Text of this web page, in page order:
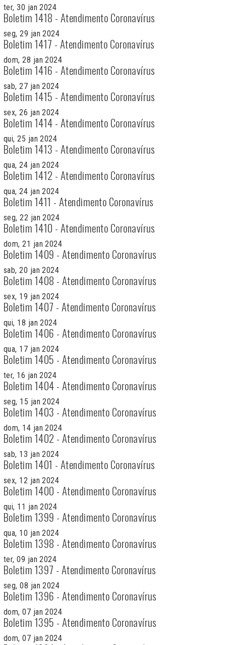
ter, 30 jan 2024
Boletim 1418 - Atendimento Coronavírus
seg, 29 jan 2024
Boletim 1417 - Atendimento Coronavírus
dom, 28 jan 2024
Boletim 1416 - Atendimento Coronavírus
sab, 27 jan 2024
Boletim 1415 - Atendimento Coronavírus
sex, 26 jan 2024
Boletim 1414 - Atendimento Coronavírus
qui, 25 jan 2024
Boletim 1413 - Atendimento Coronavírus
qua, 24 jan 2024
Boletim 1412 - Atendimento Coronavírus
qua, 24 jan 2024
Boletim 1411 - Atendimento Coronavírus
seg, 22 jan 2024
Boletim 1410 - Atendimento Coronavírus
dom, 21 jan 2024
Boletim 1409 - Atendimento Coronavírus
sab, 20 jan 2024
Boletim 1408 - Atendimento Coronavírus
sex, 19 jan 2024
Boletim 1407 - Atendimento Coronavírus
qui, 18 jan 2024
Boletim 1406 - Atendimento Coronavírus
qua, 17 jan 2024
Boletim 1405 - Atendimento Coronavírus
ter, 16 jan 2024
Boletim 1404 - Atendimento Coronavírus
seg, 15 jan 2024
Boletim 1403 - Atendimento Coronavírus
dom, 14 jan 2024
Boletim 1402 - Atendimento Coronavírus
sab, 13 jan 2024
Boletim 1401 - Atendimento Coronavírus
sex, 12 jan 2024
Boletim 1400 - Atendimento Coronavírus
qui, 11 jan 2024
Boletim 1399 - Atendimento Coronavírus
qua, 10 jan 2024
Boletim 1398 - Atendimento Coronavírus
ter, 09 jan 2024
Boletim 1397 - Atendimento Coronavírus
seg, 08 jan 2024
Boletim 1396 - Atendimento Coronavírus
dom, 07 jan 2024
Boletim 1395 - Atendimento Coronavírus
dom, 07 jan 2024